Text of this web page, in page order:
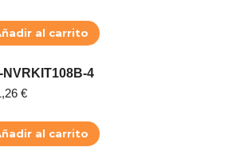
al carrito
NVRKIT108B-4
€
al carrito